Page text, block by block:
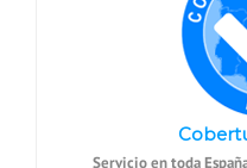
Servicio en toda